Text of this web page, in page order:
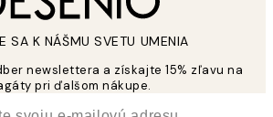
SA K NÁŠMU SVETU UMENIA
newslettera a získajte 15% zľavu na
pri ďalšom nákupe.